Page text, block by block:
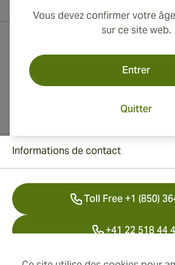
Vous devez confirmer votre
sur ce site web.
Entrer
Quitter
Informations de contact
Toll Free +1 (850)
+41 22 518 44